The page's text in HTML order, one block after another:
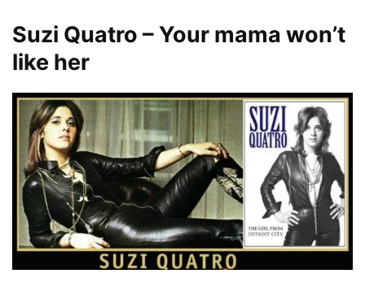
Suzi Quatro – Your mama won’t
like her